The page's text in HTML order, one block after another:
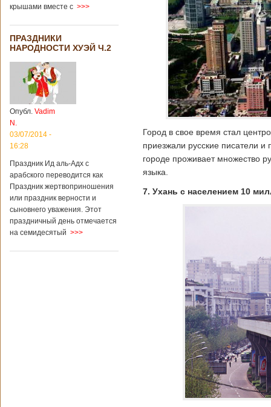
крышами вместе с >>>
ПРАЗДНИКИ
НАРОДНОСТИ ХУЭЙ Ч.2
Опубл. Vadim
N.
03/07/2014 -
16:28
Праздник Ид аль-Адх с
арабского переводится как
Праздник жертвоприношения
или праздник верности и
сыновнего уважения. Этот
праздничный день отмечается
на семидесятый >>>
Город в свое время стал
приезжали русские писатели
городе проживает множество
языка.
7. Ухань с населением 10